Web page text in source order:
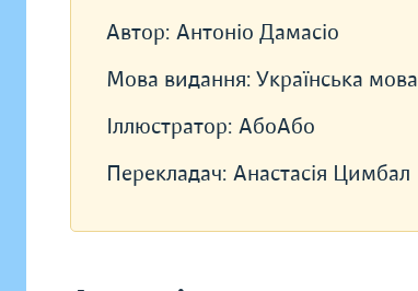
Автор: Антоніо Дамасіо
Мова видання: Українська мова
Іллюстратор: АбоАбо
Перекладач: Анастасія Цимбал